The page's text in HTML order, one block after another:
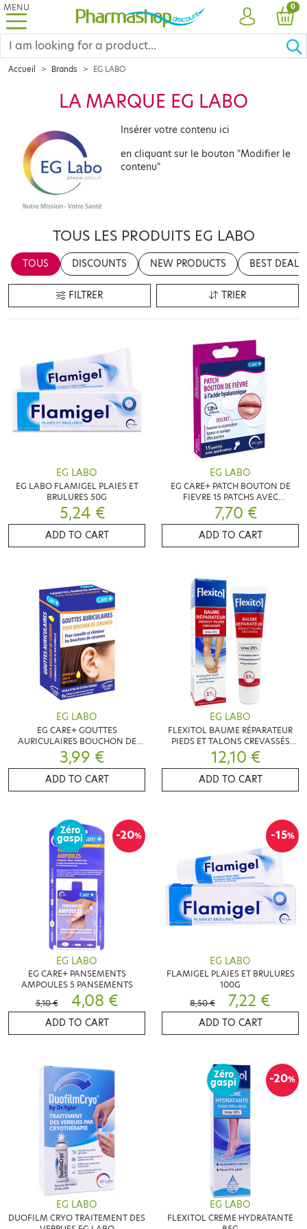
MENU
ACCOUNT
0
Accueil Brands EG LABO
LA MARQUE EG LABO
Insérer votre contenu ici
en cliquant sur le bouton "Modifier le
contenu"
TOUS LES PRODUITS EG LABO
TOUS DISCOUNTS NEW PRODUCTS BEST DEALS
FILTRER TRIER
EG LABO
EG LABO FLAMIGEL PLAIES ET
BRULURES 50G
5,24 €
ADD TO CART
EG LABO
EG CARE+ PATCH BOUTON DE
FIEVRE 15 PATCHS AVEC
APPLICATEUR
7,70 €
ADD TO CART
EG LABO
EG CARE+ GOUTTES
AURICULAIRES BOUCHON DE
CERUMEN 10ML
3,99 €
ADD TO CART
EG LABO
FLEXITOL BAUME RÉPARATEUR
PIEDS ET TALONS CREVASSÉS
112G
12,10 €
ADD TO CART
-20%
Zéro
gaspi
EG LABO
EG CARE+ PANSEMENTS
AMPOULES 5 PANSEMENTS
5,10 €
4,08 €
ADD TO CART
-15%
EG LABO
FLAMIGEL PLAIES ET BRULURES
100G
8,50 €
7,22 €
ADD TO CART
EG LABO
DUOFILM CRYO TRAITEMENT DES
-20%
Zéro
gaspi
EG LABO
FLEXITOL CREME HYDRATANTE